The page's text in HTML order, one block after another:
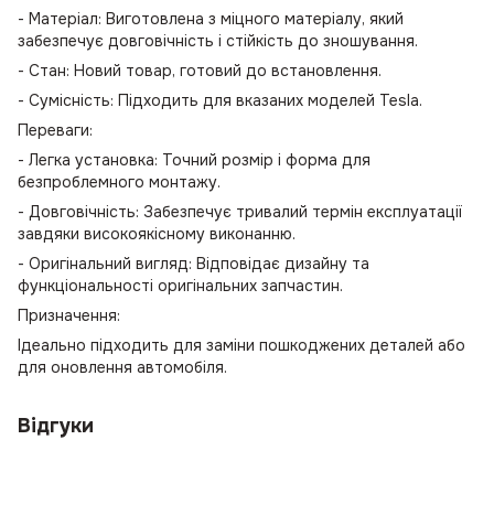
- Матеріал: Виготовлена з міцного матеріалу, який
забезпечує довговічність і стійкість до зношування.
- Стан: Новий товар, готовий до встановлення.
- Сумісність: Підходить для вказаних моделей Tesla.
Переваги:
- Легка установка: Точний розмір і форма для
безпроблемного монтажу.
- Довговічність: Забезпечує тривалий термін експлуатації
завдяки високоякісному виконанню.
- Оригінальний вигляд: Відповідає дизайну та
функціональності оригінальних запчастин.
Призначення:
Ідеально підходить для заміни пошкоджених деталей або
для оновлення автомобіля.
Відгуки